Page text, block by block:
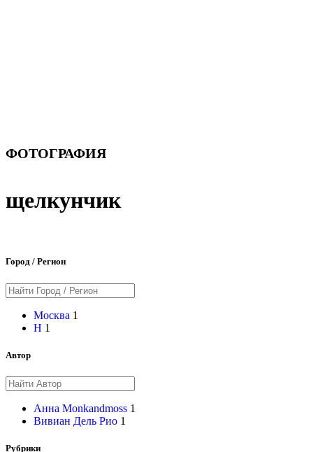
ФОТОГРАФИЯ
щелкунчик
Город / Регион
Москва 1
Н 1
Автор
Анна Monkandmoss 1
Вивиан Дель Рио 1
Рубрики